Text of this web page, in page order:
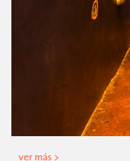
ver más >